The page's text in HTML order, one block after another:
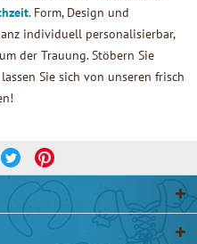
. Form, Design und
individuell personalisierbar,
der Trauung. Stöbern Sie
Sie sich von unseren frisch